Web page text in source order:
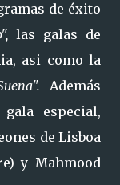
de éxito
las galas de
asi como la
Además
especial,
de Lisboa
y Mahmood